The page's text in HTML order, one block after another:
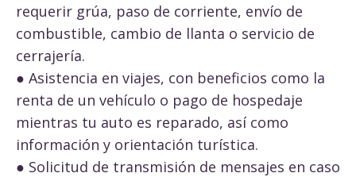
requerir grúa, paso de corriente, envío de
combustible, cambio de llanta o servicio de
cerrajería.
● Asistencia en viajes, con beneficios como la
renta de un vehículo o pago de hospedaje
mientras tu auto es reparado, así como
información y orientación turística.
● Solicitud de transmisión de mensajes en caso